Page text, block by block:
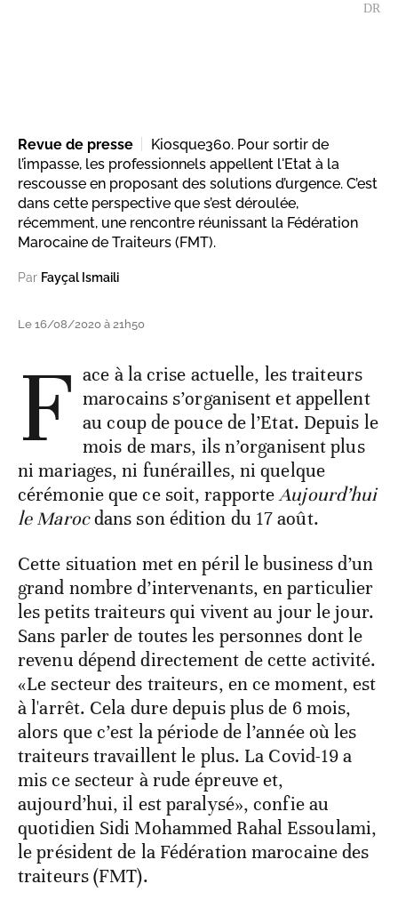
DR
Revue de presse
Kiosque360. Pour sortir de
l’impasse, les professionnels appellent l'Etat à la
rescousse en proposant des solutions d’urgence. C’est
dans cette perspective que s’est déroulée,
récemment, une rencontre réunissant la Fédération
Marocaine de Traiteurs (FMT).
Par Fayçal Ismaili
Le 16/08/2020 à 21h50
F ace à la crise actuelle, les traiteurs
marocains s’organisent et appellent
au coup de pouce de l’Etat. Depuis le
mois de mars, ils n’organisent plus
ni mariages, ni funérailles, ni quelque
cérémonie que ce soit, rapporteAujourd’hui
le Marocdans son édition du 17 août.
Cette situation met en péril le business d’un
grand nombre d’intervenants, en particulier
les petits traiteurs qui vivent au jour le jour.
Sans parler de toutes les personnes dont le
revenu dépend directement de cette activité.
«Le secteur des traiteurs, en ce moment, est
à l'arrêt. Cela dure depuis plus de 6 mois,
alors que c’est la période de l’année où les
traiteurs travaillent le plus. La Covid-19 a
mis ce secteur à rude épreuve et,
aujourd’hui, il est paralysé», confie au
quotidien Sidi Mohammed Rahal Essoulami,
le président de la Fédération marocaine des
traiteurs (FMT).